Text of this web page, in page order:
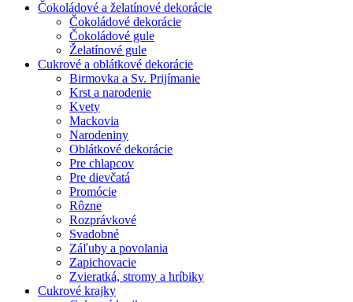
Čokoládové a želatínové dekorácie
Čokoládové dekorácie
Čokoládové gule
Želatínové gule
Cukrové a oblátkové dekorácie
Birmovka a Sv. Prijímanie
Krst a narodenie
Kvety
Mackovia
Narodeniny
Oblátkové dekorácie
Pre chlapcov
Pre dievčatá
Promócie
Rôzne
Rozprávkové
Svadobné
Záľuby a povolania
Zapichovacie
Zvieratká, stromy a hríbiky
Cukrové krajky